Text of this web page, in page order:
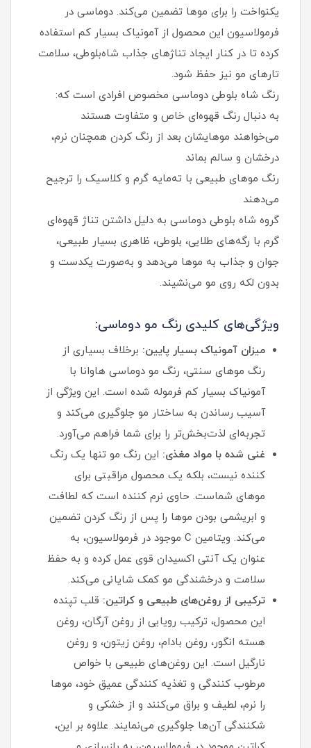
یکنواخت را برای موها تضمین می‌کند. دوماسی در
فرمولاسیون این محصول از آمونیاک بسیار کم استفاده
کرده تا در کنار ایجاد تناژهای جذاب شاه‌بلوطی، سلامت
تارهای مو نیز حفظ شود.
رنگ شاه‌ بلوطی دوماسی مخصوص افرادی است که:
به دنبال رنگ قهوه‌ای خاص و متفاوت هستند
می‌خواهند موهایشان بعد از رنگ کردن همچنان نرم،
درخشان و سالم بماند
رنگ موهای طبیعی با ته‌مایه گرم و کلاسیک را ترجیح
می‌دهند
گروه شاه‌ بلوطی دوماسی به دلیل داشتن تناژ قهوه‌ای
گرم با رگه‌های طلایی، بلوطی، ظاهری بسیار طبیعی،
جوان و جذاب به موها می‌دهد و به‌صورت یکدست و
بدون لکه روی مو می‌نشیند.
ویژگی‌های کلیدی رنگ مو دوماسی:
میزان آمونیاک بسیار پایین: برخلاف بسیاری از
رنگ موهای سنتی، رنگ مو دوماسی هاوانا با
آمونیاک بسیار کم فرموله شده است. این ویژگی از
آسیب رساندن به ساختار مو جلوگیری می‌کند و
تجربه‌ای لذت‌بخش‌تر را برای شما فراهم می‌آورد.
غنی شده با مواد مغذی: این رنگ مو تنها یک رنگ‌
کننده نیست، بلکه یک محصول مراقبتی برای
موهای شماست. حاوی نرم‌ کننده است که لطافت
و ابریشمی بودن موها را پس از رنگ کردن تضمین
می‌کند. ویتامین C موجود در فرمولاسیون، به
عنوان یک آنتی‌ اکسیدان قوی عمل کرده و به حفظ
سلامت و درخشندگی مو کمک شایانی می‌کند.
ترکیبی از روغن‌های طبیعی و کراتین: قلب تپنده
این محصول، ترکیب رویایی از روغن آرگان، روغن
هسته انگور، روغن بادام، روغن زیتون، و روغن
نارگیل است. این روغن‌های طبیعی با خواص
مرطوب‌ کنندگی و تغذیه‌ کنندگی عمیق خود، موها
را نرم، لطیف و براق می‌کنند و از خشکی و
شکنندگی آن‌ها جلوگیری می‌نمایند. علاوه بر این،